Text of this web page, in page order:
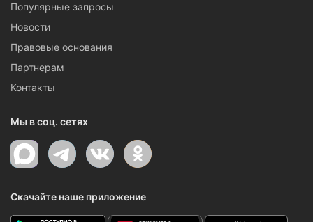
Популярные запросы
Новости
Правовые основания
Партнерам
Контакты
Мы в соц. сетях
Скачайте наше приложение